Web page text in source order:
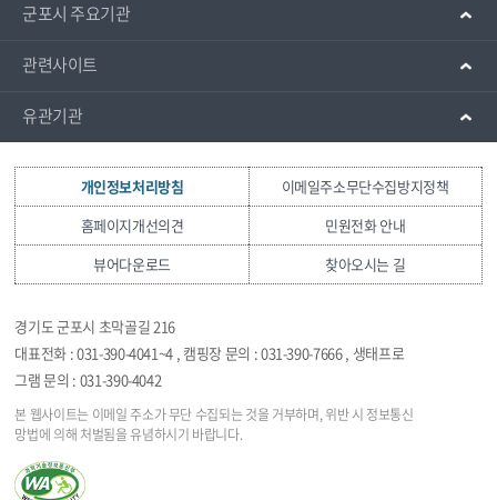
군포시 주요기관
관련사이트
유관기관
개인정보처리방침
이메일주소무단수집방지정책
홈페이지개선의견
민원전화 안내
뷰어다운로드
찾아오시는 길
경기도 군포시 초막골길 216
대표전화 : 031-390-4041~4 , 캠핑장 문의 : 031-390-7666 , 생태프로
그램 문의 : 031-390-4042
본 웹사이트는 이메일 주소가 무단 수집되는 것을거부하며, 위반 시 정보통신
망법에 의해 처벌됨을유념하시기 바랍니다.